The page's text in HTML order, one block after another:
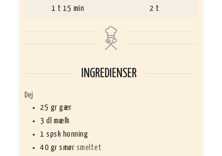
1 time
t 15 minutter
min
2 timer
t
INGREDIENSER
Dej
25 gr gær
3 dl mælk
1 spsk honning
40 gr smør smeltet